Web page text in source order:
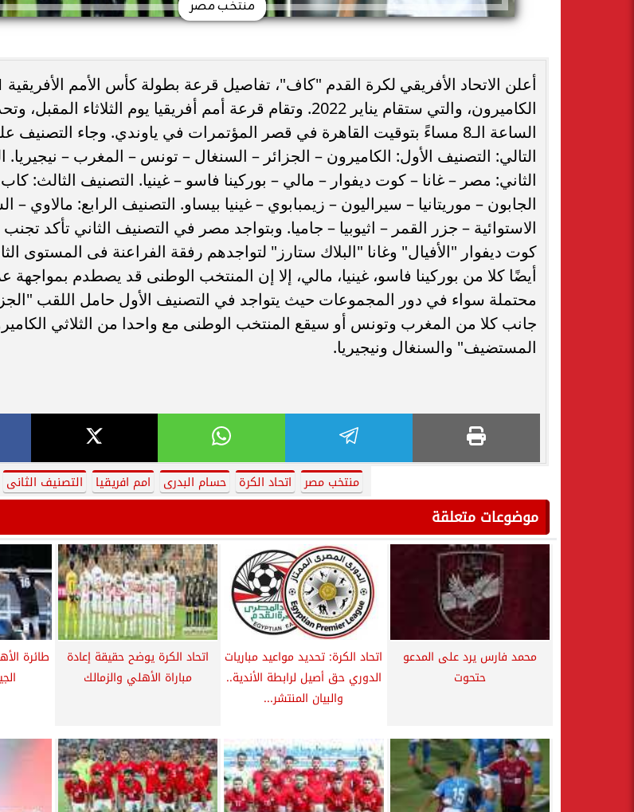
منتخب مصر
الكاميرون، والتي ستقام يناير 2022. وتقام قرعة أمم أفريقيا يوم الثلاثاء
الساعة الـ8 مساءً بتوقيت القاهرة في قصر المؤتمرات في ياوندي. وجاء التصنيف
التالي: التصنيف الأول: الكاميرون – الجزائر – السنغال – تونس – المغرب – نيجيريا.
الثاني: مصر – غانا – كوت ديفوار – مالي – بوركينا فاسو – غينيا. التصنيف الثالث:
الجابون – موريتانيا – سيراليون – زيمبابوي – غينيا بيساو. التصنيف الرابع: مالاوي –
الاستوائية – جزر القمر – اثيوبيا – جاميا. وبتواجد مصر في التصنيف الثاني تأكد
كوت ديفوار "الأفيال" وغانا "البلاك ستارز" لتواجدهم رفقة الفراعنة فى المستوى
أيضًا كلا من بوركينا فاسو، غينيا، مالي، إلا إن المنتخب الوطنى قد يصطدم بمواجهة
محتملة سواء في دور المجموعات حيث يتواجد في التصنيف الأول حامل اللقب
جانب كلا من المغرب وتونس أو سيقع المنتخب الوطنى مع واحدا من الثلاثي
المستضيف" والسنغال ونيجيريا.
منتخب مصر اتحاد الكرة حسام البدرى امم افريقيا التصنيف الثانى
موضوعات متعلقة
محمد فارس يرد على المدعو
حتحوت
اتحاد الكرة: تحديد مواعيد مباريات
الدوري حق أصيل لرابطة الأندية..
والبيان المنتشر...
اتحاد الكرة يوضح حقيقة إعادة
مباراة الأهلي والزمالك
طائرة